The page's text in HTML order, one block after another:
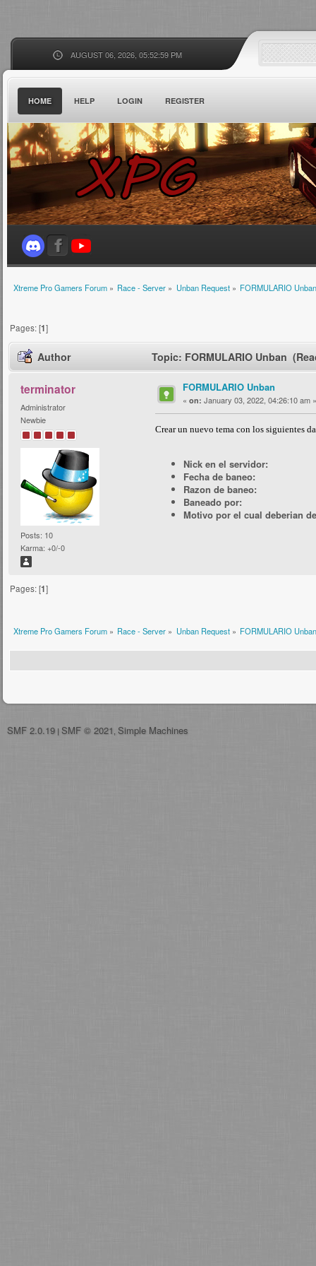
AUGUST 06, 2026, 05:52:59 PM
HOME HELP LOGIN REGISTER
Xtreme Pro Gamers Forum» Race - Server » Unban Request» FORMULARIO
Pages: [1]
Author Topic: FORMULARIO Unban
terminator
Administrator
Newbie
Posts: 10
Karma: +0/-0
FORMULARIO Unban
« on: January 03, 2022, 04:26:10 am »
Crear un nuevo tema con los siguientes
Nick en el servidor:
Fecha de baneo:
Razon de baneo:
Baneado por:
Motivo por el cual deberian
Pages: [1]
Xtreme Pro Gamers Forum» Race - Server » Unban Request» FORMULARIO
SMF 2.0.19 | SMF © 2021 Simple Machines